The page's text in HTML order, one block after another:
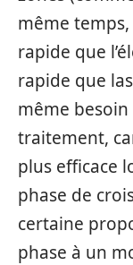
même temps,
rapide que
rapide que
même besoin
traitement,
plus efficace
phase de
certaine
phase à un